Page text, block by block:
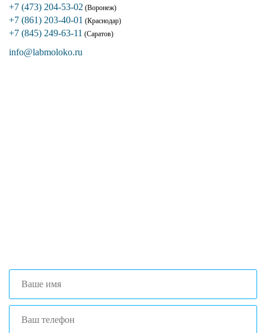
+7 (473) 204-53-02 (Воронеж)
+7 (861) 203-40-01 (Краснодар)
+7 (845) 249-63-11 (Саратов)
info@labmoloko.ru